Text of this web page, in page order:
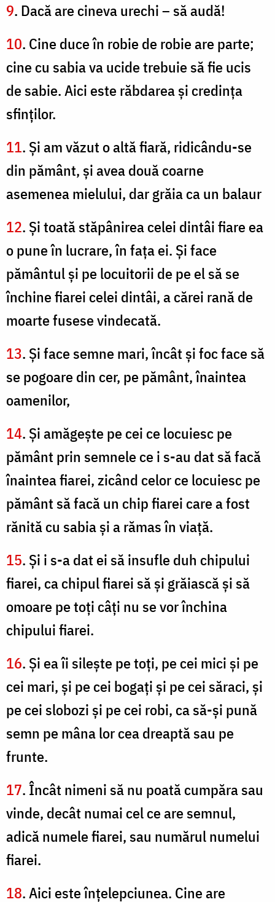
9. Dacă are cineva urechi – să audă!
10. Cine duce în robie de robie are parte;
cine cu sabia va ucide trebuie să fie ucis
de sabie. Aici este răbdarea şi credinţa
sfinţilor.
11. Şi am văzut o altă fiară, ridicându-se
din pământ, şi avea două coarne
asemenea mielului, dar grăia ca un balaur
12. Şi toată stăpânirea celei dintâi fiare ea
o pune în lucrare, în faţa ei. Şi face
pământul şi pe locuitorii de pe el să se
închine fiarei celei dintâi, a cărei rană de
moarte fusese vindecată.
13. Şi face semne mari, încât şi foc face să
se pogoare din cer, pe pământ, înaintea
oamenilor,
14. Şi amăgeşte pe cei ce locuiesc pe
pământ prin semnele ce i s-au dat să facă
înaintea fiarei, zicând celor ce locuiesc pe
pământ să facă un chip fiarei care a fost
rănită cu sabia şi a rămas în viaţă.
15. Şi i s-a dat ei să insufle duh chipului
fiarei, ca chipul fiarei să şi grăiască şi să
omoare pe toţi câţi nu se vor închina
chipului fiarei.
16. Şi ea îi sileşte pe toţi, pe cei mici şi pe
cei mari, şi pe cei bogaţi şi pe cei săraci, şi
pe cei slobozi şi pe cei robi, ca să-şi pună
semn pe mâna lor cea dreaptă sau pe
frunte.
17. Încât nimeni să nu poată cumpăra sau
vinde, decât numai cel ce are semnul,
adică numele fiarei, sau numărul numelui
fiarei.
18. Aici este înţelepciunea. Cine are